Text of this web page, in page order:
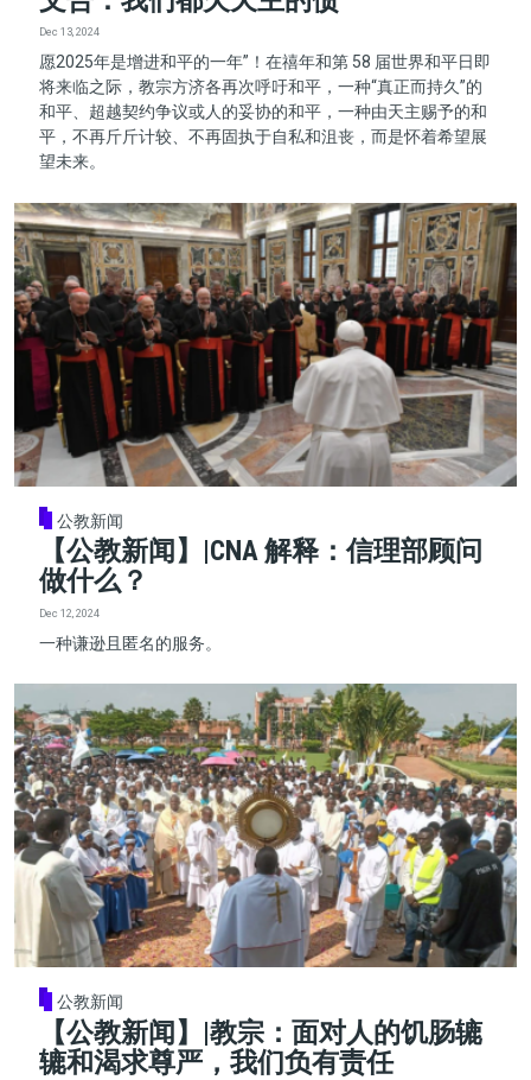
Dec 13, 2024
愿2025年是增进和平的一年”！在禧年和第 58 届世界和平日即
将来临之际，教宗方济各再次呼吁和平，一种“真正而持久”的
和平、超越契约争议或人的妥协的和平，一种由天主赐予的和
平，不再斤斤计较、不再固执于自私和沮丧，而是怀着希望展
望未来。
公教新闻
【公教新闻】|CNA 解释：信理部顾问
做什么？
Dec 12, 2024
一种谦逊且匿名的服务。
公教新闻
【公教新闻】|教宗：面对人的饥肠辘
辘和渴求尊严，我们负有责任